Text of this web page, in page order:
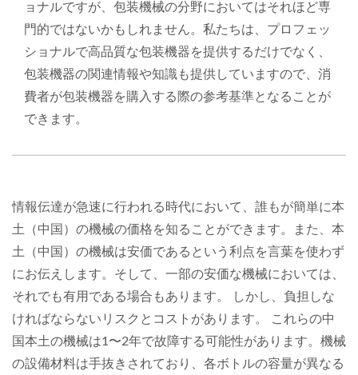
ョナルですが、包装機械の分野においてはそれほど専
門的ではないかもしれません。私たちは、プロフェッ
ショナルで高品質な包装機器を提供するだけでなく、
包装機器の関連情報や知識も提供していますので、消
費者が包装機器を購入する際の参考基準となることが
できます。
情報伝達が急速に行われる時代において、誰もが簡単に本
土（中国）の機械の価格を知ることができます。また、本
土（中国）の機械は安価であるという利点を言葉を使わず
にお伝えします。そして、一部の安価な機械においては、
それでも有用である場合もあります。 しかし、負担しな
ければならないリスクとコストがあります。 これらの中
国本土の機械は1〜2年で故障する可能性があります。機械
の設備材料は手抜きされており、各ボトルの容量が異なる